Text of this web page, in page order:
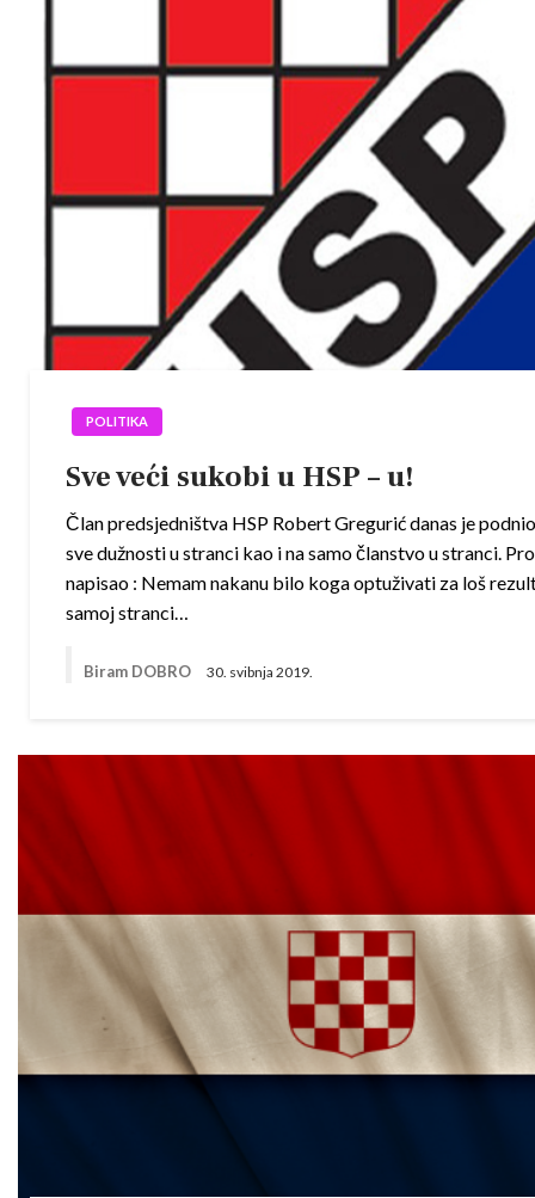
POLITIKA
Sve veći sukobi u HSP – u!
Član predsjedništva HSP Robert Gregurić danas je
sve dužnosti u stranci kao i na samo članstvo u stranci.
napisao : Nemam nakanu bilo koga optuživati za loš
samoj stranci…
Biram DOBRO 30. svibnja 2019.